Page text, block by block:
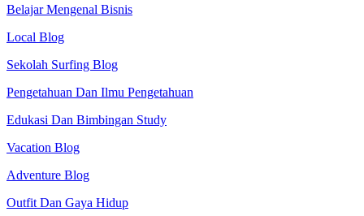
Belajar Mengenal Bisnis
Local Blog
Sekolah Surfing Blog
Pengetahuan Dan Ilmu Pengetahuan
Edukasi Dan Bimbingan Study
Vacation Blog
Adventure Blog
Outfit Dan Gaya Hidup